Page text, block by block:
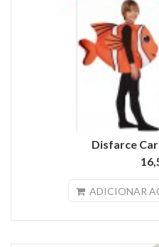
Disfarce
ADICIONAR